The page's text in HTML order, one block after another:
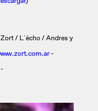
/ L´écho / Andres y
-
-